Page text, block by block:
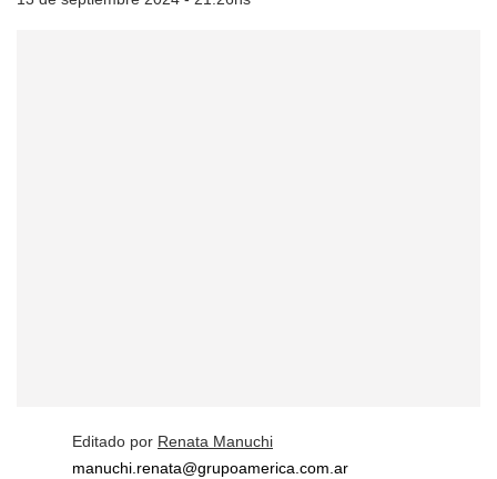
Editado por Renata Manuchi
manuchi.renata@grupoamerica.com.ar